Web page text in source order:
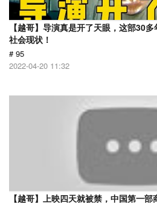
【越哥】导演真是开了天眼，这部30
社会现状！
# 95
2022-04-20 11:32
【越哥】上映四天就被禁，中国第一